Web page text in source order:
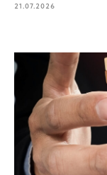
21.07.2026